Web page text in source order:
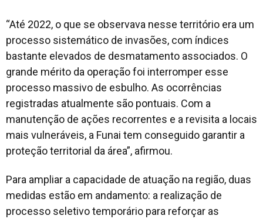
“Até 2022, o que se observava nesse território era um
processo sistemático de invasões, com índices
bastante elevados de desmatamento associados. O
grande mérito da operação foi interromper esse
processo massivo de esbulho. As ocorrências
registradas atualmente são pontuais. Com a
manutenção de ações recorrentes e a revisita a locais
mais vulneráveis, a Funai tem conseguido garantir a
proteção territorial da área”, afirmou.
Para ampliar a capacidade de atuação na região, duas
medidas estão em andamento: a realização de
processo seletivo temporário para reforçar as